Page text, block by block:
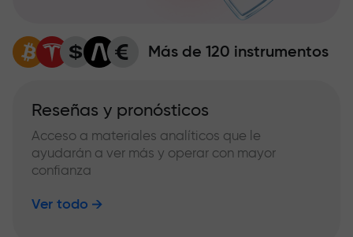
Más de 120 instrumentos
Reseñas y pronósticos
Acceso a materiales analíticos que le
ayudarán a ver más y operar con mayor
confianza
Ver todo